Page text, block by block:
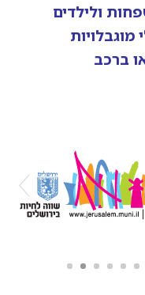
ולילדים
מוגבלויות
ברכב